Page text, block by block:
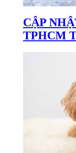
CẬP
TPHCM